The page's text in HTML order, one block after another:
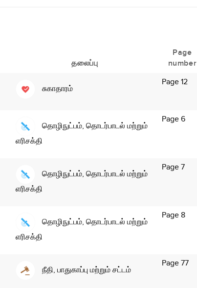
தலைப்பு
Page
number
சுகாதாரம்
Page 12
தொழிநுட்பம், தொடர்பாடல் மற்றும்
எரிசக்தி
Page 6
தொழிநுட்பம், தொடர்பாடல் மற்றும்
எரிசக்தி
Page 7
தொழிநுட்பம், தொடர்பாடல் மற்றும்
எரிசக்தி
Page 8
நீதி, பாதுகாப்பு மற்றும் சட்டம்
Page 77